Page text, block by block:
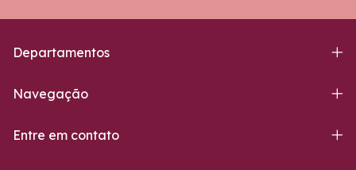
Departamentos
Navegação
Entre em contato